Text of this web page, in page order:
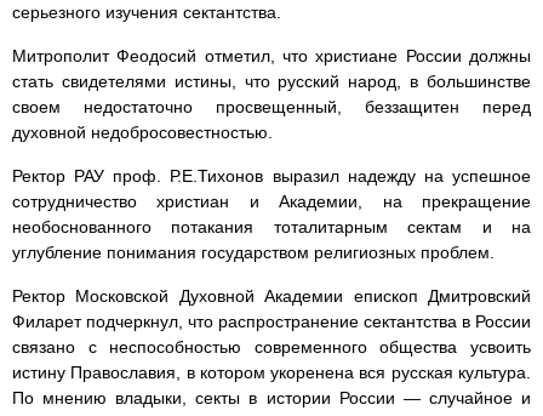
серьезного изучения сектантства.
Митрополит Феодосий отметил, что христиане России должны
стать свидетелями истины, что русский народ, в большинстве
своем недостаточно просвещенный, беззащитен перед
духовной недобросовестностью.
Ректор РАУ проф. Р.Е.Тихонов выразил надежду на успешное
сотрудничество христиан и Академии, на прекращение
необоснованного потакания тоталитарным сектам и на
углубление понимания государством религиозных проблем.
Ректор Московской Духовной Академии епископ Дмитровский
Филарет подчеркнул, что распространение сектантства в России
связано с неспособностью современного общества усвоить
истину Православия, в котором укоренена вся русская культура.
По мнению владыки, секты в истории России — случайное и